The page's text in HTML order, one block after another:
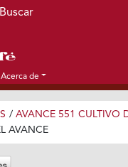
principal
sitio
Buscar
Acerca de
/ AVANCE 551 CULTIVO
AVANCE